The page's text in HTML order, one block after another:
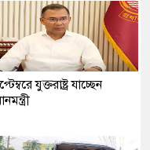
যুক্তরাষ্ট্র যাচ্ছেন